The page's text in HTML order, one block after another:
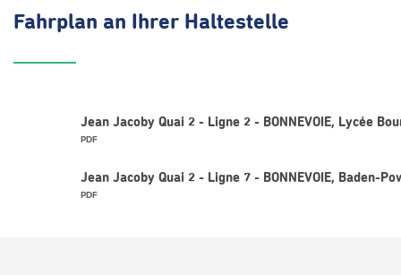
Fahrplan an Ihrer Haltestelle
Jean Jacoby Quai 2 - Ligne 2 - BONNEVOIE, Lycée
PDF
Jean Jacoby Quai 2 - Ligne 7 - BONNEVOIE, Baden-
PDF